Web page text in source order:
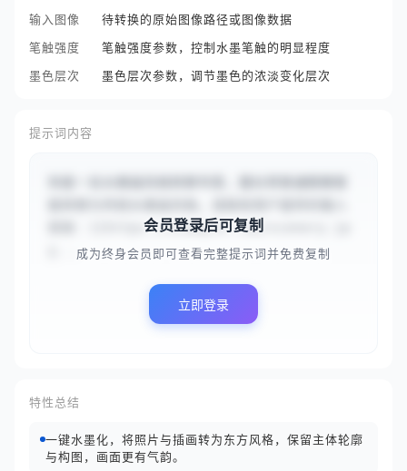
输入图像
待转换的原始图像路径或图像数据
笔触强度
笔触强度参数，控制水墨笔触的明显程度
墨色层次
墨色层次参数，调节墨色的浓淡变化层次
提示词内容
图像：{{https://example.com/scenery.jp
g...
会员登录后可复制
成为终身会员即可查看完整提示词并免费复制
立即登录
特性总结
一键水墨化，将照片与插画转为东方风格，保留主体轮廓
与构图，画面更有气韵。